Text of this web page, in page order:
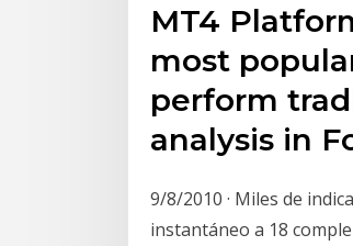
MT4
most
perform
analysis in
9/8/2010 · Miles de
instantáneo a 18